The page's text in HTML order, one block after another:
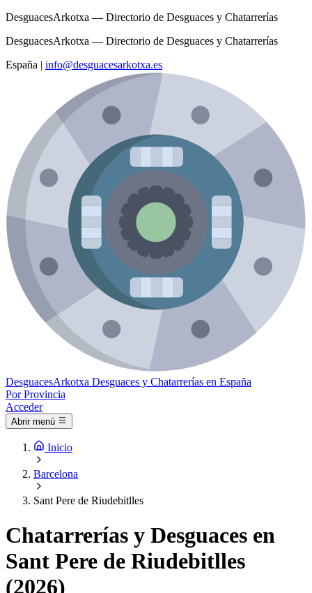
DesguacesArkotxa — Directorio de Desguaces y Chatarrerías
DesguacesArkotxa — Directorio de Desguaces y Chatarrerías
España | info@desguacesarkotxa.es
DesguacesArkotxa Desguaces y Chatarrerías en España
Por Provincia
Acceder
Abrir menú
Inicio
Barcelona
Sant Pere de Riudebitlles
Chatarrerías y Desguaces en
Sant Pere de Riudebitlles
(2026)